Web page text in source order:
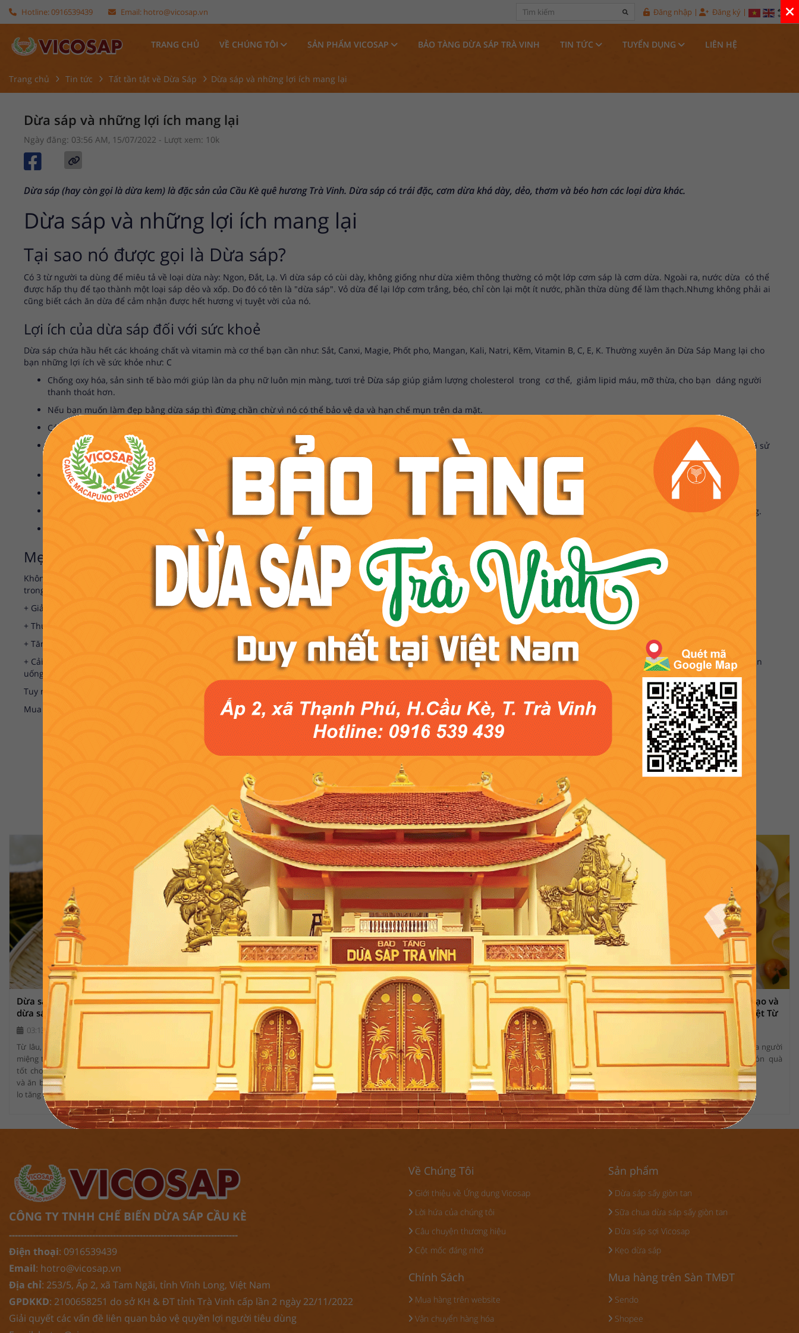
Hotline:0916539439 Email: hotro@vicosap.vn Đăng nhập Đăng ký
TRANG CHỦ VỀ CHÚNG TÔI SẢN PHẨM VICOSAP BẢO TÀNG DỪA SÁP TRÀ VINH TIN TỨC TUYỂN DỤNG LIÊN HỆ
Trang chủ Tin tức Tất tần tật về Dừa Sáp Dừa sáp và những lợi ích mang lại
Dừa sáp và những lợi ích mang lại
Ngày đăng: 03:56 AM, 15/07/2022 - Lượt xem: 10k
Dừa sáp (hay còn gọi là dừa kem) là đặc sản của Cầu Kè quê hương Trà Vinh. Dừa sáp có trái đặc, cơm dừa khá dày, dẻo, thơm và béo hơn các loại dừa khác.
Dừa sáp và những lợi ích mang lại
Tại sao nó được gọi là Dừa sáp?
Có 3 từ người ta dùng để miêu tả về loại dừa này: Ngon, Đắt, Lạ. Vì dừa sáp có cùi dày, không giống như dừa xiêm thông thường có một lớp cơm sáp là cơm dừa. Ngoài ra, nước dừa có thể
được hấp thụ để tạo thành một loại sáp dẻo và xốp. Do đó có tên là "dừa sáp". Vỏ dừa để lại lớp cơm trắng, béo, chỉ còn lại một ít nước, phần thừa dùng để làm thạch.Nhưng không phải ai
cũng biết cách ăn dừa để cảm nhận được hết hương vị tuyệt vời của nó.
Lợi ích của dừa sáp đối với sức khoẻ
Dừa sáp chứa hầu hết các khoáng chất và vitamin mà cơ thể bạn cần như: Sắt, Canxi, Magie, Phốt pho, Mangan, Kali, Natri, Kẽm, Vitamin B, C, E, K. Thường xuyên ăn Dừa Sáp Mang lại cho
bạn những lợi ích về sức khỏe như: C
Chống oxy hóa, sản sinh tế bào mới giúp làn da phụ nữ luôn mịn màng, tươi trẻ Dừa sáp giúp giảm lượng cholesterol trong cơ thể, giảm lipid máu, mỡ thừa, cho bạn dáng người
thanh thoát hơn.
Nếu bạn muốn làm đẹp bằng dừa sáp thì đừng chần chừ vì nó có thể bảo vệ da và hạn chế mụn trên da mặt.
Các nhà khoa học đã xác nhận rằng tiêu thụ dừa sáp giúp chống lại bệnh Alzheimer ở người già.
Các vitamin trong dừa sáp giúp lợi tiểu, nhuận tràng, giúp tiêu hóa tốt và giúp tim mạch khỏe mạnh, chữa viêm loét dạ dày, ăn không tiêu, chảy máu cam, nhiệt miệng… đồng thời sử
dụng dừa sáp còn hạn chế được bệnh tật.
Nếu bạn bị khó tiêu, ợ chua, táo bón hay kiết lỵ thì cũng nên sử dụng dừa sáp và cảm nhận những công dụng tuyệt vời mà nó mang lại.
Tinh chất từ dừa sáp giúp cung cấp nước cho cơ thể, điều trị tiền đình, kiểm soát huyết áp, duy trì cơ thể khỏe mạnh và đầu óc minh mẫn.
Dừa sáp có thể giúp bạn cải thiện quá trình trao đổi chất, cân bằng độ pH và điều chỉnh lượng đường trong máu nên rất tốt cho sức khỏe của những người mắc bệnh tiểu đường.
Không chỉ vậy, chúng còn là loại trái cây có tác dụng giải rượu hiệu quả.
Mẹ bầu có ăn được dừa sáp?
Không những cùi dừa, mà nước dừa, vụn dừa, dầu dừa,... tất cả các công thức làm từ dừa đều rất tốt cho bà bầu. Mặc dù một số người cho rằng phụ nữ mang thai nên hạn chế ăn dừa
trong 3 tháng đầu. Những lợi ích mà dừa sáp mang lại cho bà bầu là:
+ Giảm các triệu chứng ốm nghén, buồn nôn và chóng mặt: Nhớ ăn cơm dừa và uống nước cốt dừa vào buổi sáng.
+ Thúc đẩy sản xuất sữa mẹ: Axit trong cùi dừa giúp hình thành và tăng chất lượng sữa mẹ tốt nhất.
+ Tăng lượng máu đến các cơ quan, tứ chi nên thai phụ không cảm thấy đau nhức, phù nề.
+ Cải thiện hệ tiêu hóa, chống táo bón: Giai đoạn cuối thai kỳ, bà bầu thường bị táo bón, nên ăn nhiều cùi dừa, các món ăn có nước cốt dừa để tránh tình trạng này. Các mẹ cũng nên ăn
uống theo đúng liều lượng mà bác sĩ chỉ định. Và một điều cần lưu ý là cùi dừa chứa nhiều cholesterol.
Tuy nhiên, hãy ăn theo đúng chỉ định của bác sĩ nhé. Ăn quá nhiều có thể làm tăng nguy cơ béo phì, tăng lượng đường trong máu và ảnh hưởng trực tiếp đến sức khỏe của bạn.
Mua sản phẩm tại:
TIN TỨC CÙNG DANH MỤC
Dừa sáp bao nhiêu calo? Bí quyết ăn
dừa sáp giúp da đẹp dáng xinh, không
lo béo
03:13 AM, 23/02/2023
Từ lâu, dừa sáp vốn nổi tiếng là món ăn tráng
miệng thanh nhiệt mùa hè vừa ngon ngậy vừa
tốt cho sức khỏe. Vậy dừa sáp bao nhiêu calo
và ăn bao nhiêu là đúng cách và đủ mà không
lo tăng cân.
Sự kiện Lễ giỗ "Ông tổ Dừa sáp Việt
Nam" lần thứ 75
16:22 PM, 27/11/2024
5910
Để tôn vinh công lao to lớn của Đức Hòa
thượng Thạch Sô, hàng năm, người dân Trà
Vinh tổ chức lễ giỗ để tri ân ngài. Năm nay, lễ
giỗ lần thứ 75 sẽ được tổ chức với những hoạt
động đặc sắc, không chỉ mang tính tâm linh mà
còn là dịp để gắn kết cộng đồng và quảng bá
văn hóa dừa sáp....
Dừa sáp - Vàng trắng của Tổ Quốc
10:23 AM, 09/08/2023
7619
Dừa sáp đã có từ lâu đời, qua bàn tay phù phép
của Vicosap nay đã trở thành “Vàng trắng” quý
giá của Tổ Quốc.
Cách Tự Làm Giỏ Quà Tết: Sáng Tạo và
Ý Nghĩa Với Các Sản Phẩm Đặc Biệt Từ
6641
Tết Nguyên Đán là dịp lễ quan trọng của người
Việt Nam, và giỏ quà Tết luôn là món quà
truyền thống mang nhiều ý nghĩa.
CÔNG TY TNHH CHẾ BIẾN DỪA SÁP CẦU KÈ
-----------------------------------------------------------------------------
Điện thoại: 0916539439
Email: hotro@vicosap.vn
Địa chỉ: 253/5, Ấp 2, xã Tam Ngãi, tỉnh Vĩnh Long, Việt Nam
GPDKKD: 2100658251 do sở KH & ĐT tỉnh Trà Vinh cấp lần 2 ngày 22/11/2022
Giải quyết các vấn đề liên quan bảo vệ quyền lợi người tiêu dùng
Về Chúng Tôi
Giới thiệu về Ứng dụng Vicosap
Lời hứa của chúng tôi
Câu chuyện thương hiệu
Cột mốc đáng nhớ
Sản phẩm
Dừa sáp sấy giòn tan
Sữa chua dừa sáp sấy giòn tan
Dừa sáp sợi Vicosap
Kẹo dừa sáp
Chính Sách
Mua hàng trên website
Vận chuyển hàng hóa
Mua hàng trên Sàn TMĐT
Sendo
Shopee